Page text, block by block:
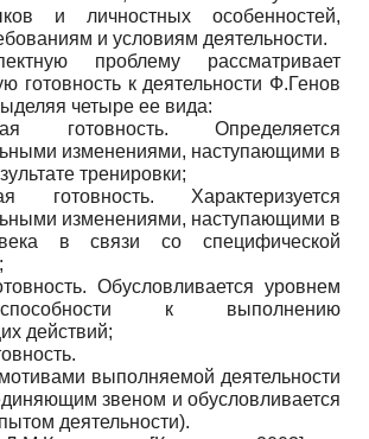
и личностных особенностей,
и условиям деятельности.
проблему рассматривает
готовность к деятельности Ф.Генов
четыре ее вида:
готовность. Определяется
изменениями, наступающими в
тренировки;
готовность. Характеризуется
изменениями, наступающими в
в связи со специфической
Обусловливается уровнем
к выполнению
действий;
выполняемой деятельности
звеном и обусловливается
деятельности).